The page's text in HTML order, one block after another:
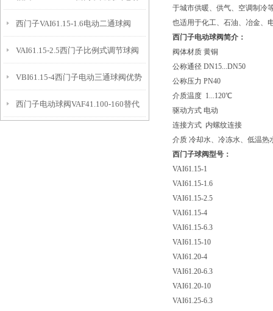
球阀
西门子VAI61.15-1.6电动二通球阀
VAI61.15-2.5西门子比例式调节球阀
VBI61.15-4西门子电动三通球阀优势
西门子电动球阀VAF41.100-160替代
于城市供暖、供气、空调制冷
也适用于化工、石油、冶金、
西门子电动球阀简介：
阀体材质 黄铜
公称通径 DN15...DN50
公称压力 PN40
介质温度 1...120℃
驱动方式 电动
连接方式 内螺纹连接
介质 冷却水、冷冻水、低温热
西门子球阀型号：
VAI61.15-1
VAI61.15-1.6
VAI61.15-2.5
VAI61.15-4
VAI61.15-6.3
VAI61.15-10
VAI61.20-4
VAI61.20-6.3
VAI61.20-10
VAI61.25-6.3